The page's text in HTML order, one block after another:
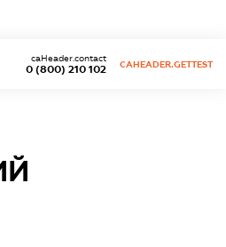
0 (800) 210 102
caHeader.contact
CAHEADER.GETTEST